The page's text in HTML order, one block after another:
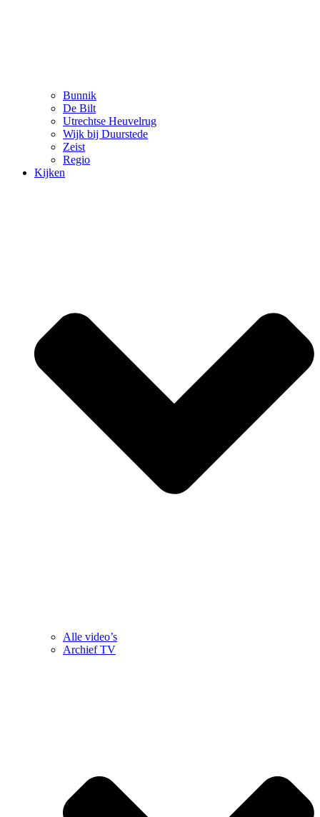
Bunnik
De Bilt
Utrechtse Heuvelrug
Wijk bij Duurstede
Zeist
Regio
Kijken
Alle video’s
Archief TV